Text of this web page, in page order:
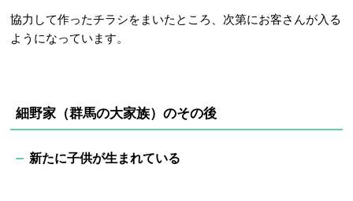
協力して作ったチラシをまいたところ、次第にお客さんが入る
ようになっています。
細野家（群馬の大家族）のその後
新たに子供が生まれている